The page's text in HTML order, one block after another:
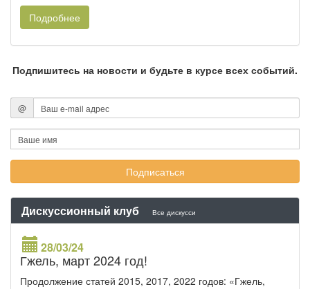
Подробнее
Подпишитесь на новости и будьте в курсе всех событий.
@
Дискуссионный клуб Все дискусси
28/03/24
Гжель, март 2024 год!
Продолжение статей 2015, 2017, 2022 годов: «Гжель,